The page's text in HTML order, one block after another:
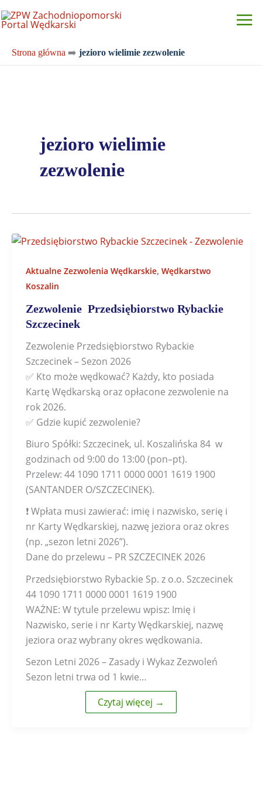
do
Strona główna ➡️ jezioro wielimie zezwolenie
jezioro wielimie
zezwolenie
Aktualne Zezwolenia Wędkarskie, Wędkarstwo
Koszalin
Zezwolenie Przedsiębiorstwo Rybackie
Szczecinek
Zezwolenie Przedsiębiorstwo Rybackie
Szczecinek – Sezon 2026
✅ Kto może wędkować? Każdy, kto posiada
Kartę Wędkarską oraz opłacone zezwolenie na
rok 2026.
✅ Gdzie kupić zezwolenie?
Biuro Spółki: Szczecinek, ul. Koszalińska 84 w
godzinach od 9:00 do 13:00 (pon–pt).
Przelew: 44 1090 1711 0000 0001 1619 1900
(SANTANDER O/SZCZECINEK).
❗ Wpłata musi zawierać: imię i nazwisko, serię i
nr Karty Wędkarskiej, nazwę jeziora oraz okres
(np. „sezon letni 2026”).
Dane do przelewu – PR SZCZECINEK 2026
Przedsiębiorstwo Rybackie Sp. z o.o. Szczecinek
44 1090 1711 0000 0001 1619 1900
WAŻNE: W tytule przelewu wpisz: Imię i
Nazwisko, serie i nr Karty Wędkarskiej, nazwę
jeziora oraz wybrany okres wędkowania.
Sezon Letni 2026 – Zasady i Wykaz Zezwoleń
Sezon letni trwa od 1 kwie…
Czytaj więcej →